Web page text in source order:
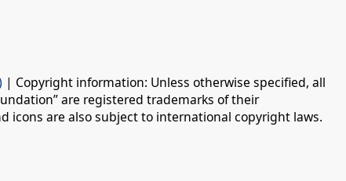
| Copyright information: Unless otherwise specified, all
are registered trademarks of their
icons are also subject to international copyright laws.